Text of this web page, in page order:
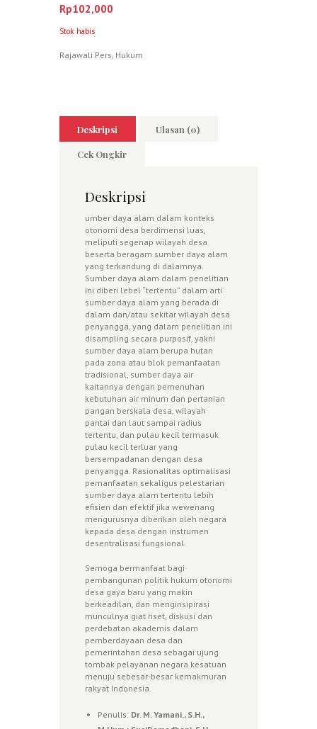
Rp102,000
Stok habis
Rajawali Pers, Hukum
Deskripsi Ulasan (0)
Cek Ongkir
Deskripsi
umber daya alam dalam konteks
otonomi desa berdimensi luas,
meliputi segenap wilayah desa
beserta beragam sumber daya alam
yang terkandung di dalamnya.
Sumber daya alam dalam penelitian
ini diberi lebel “tertentu” dalam arti
sumber daya alam yang berada di
dalam dan/atau sekitar wilayah desa
penyangga, yang dalam penelitian ini
disampling secara purposif, yakni
sumber daya alam berupa hutan
pada zona atau blok pemanfaatan
tradisional, sumber daya air
kaitannya dengan pemenuhan
kebutuhan air minum dan pertanian
pangan berskala desa, wilayah
pantai dan laut sampai radius
tertentu, dan pulau kecil termasuk
pulau kecil terluar yang
bersempadanan dengan desa
penyangga. Rasionalitas optimalisasi
pemanfaatan sekaligus pelestarian
sumber daya alam tertentu lebih
efisien dan efektif jika wewenang
mengurusnya diberikan oleh negara
kepada desa dengan instrumen
desentralisasi fungsional.
Semoga bermanfaat bagi
pembangunan politik hukum otonomi
desa gaya baru yang makin
berkeadilan, dan menginsipirasi
munculnya giat riset, diskusi dan
perdebatan akademis dalam
pemberdayaan desa dan
pemerintahan desa sebagai ujung
tombak pelayanan negara kesatuan
menuju sebesar-besar kemakmuran
rakyat Indonesia.
Penulis: Dr. M. Yamani., S.H.,